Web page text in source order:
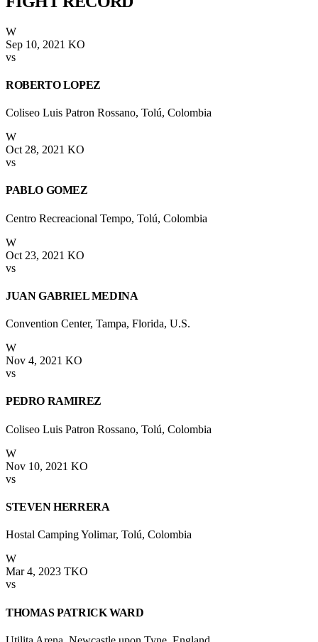
W
Sep 10, 2021 KO
vs
ROBERTO LOPEZ
Coliseo Luis Patron Rossano, Tolú, Colombia
W
Oct 28, 2021 KO
vs
PABLO GOMEZ
Centro Recreacional Tempo, Tolú, Colombia
W
Oct 23, 2021 KO
vs
JUAN GABRIEL MEDINA
Convention Center, Tampa, Florida, U.S.
W
Nov 4, 2021 KO
vs
PEDRO RAMIREZ
Coliseo Luis Patron Rossano, Tolú, Colombia
W
Nov 10, 2021 KO
vs
STEVEN HERRERA
Hostal Camping Yolimar, Tolú, Colombia
W
Mar 4, 2023 TKO
vs
THOMAS PATRICK WARD